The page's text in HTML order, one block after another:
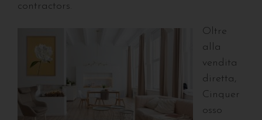
contractors.
Oltre
alla
vendita
diretta,
Cinquer
osso